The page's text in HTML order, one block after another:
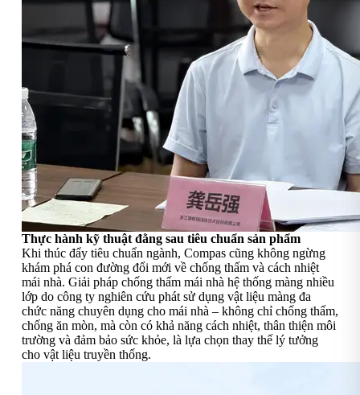
Thực hành kỹ thuật đằng sau tiêu chuẩn sản phẩm
Khi thúc đẩy tiêu chuẩn ngành, Compas cũng không ngừng
khám phá con đường đổi mới về chống thấm và cách nhiệt
mái nhà. Giải pháp chống thấm mái nhà hệ thống màng nhiều
lớp do công ty nghiên cứu phát sử dụng vật liệu màng đa
chức năng chuyên dụng cho mái nhà – không chỉ chống thấm,
chống ăn mòn, mà còn có khả năng cách nhiệt, thân thiện môi
trường và đảm bảo sức khỏe, là lựa chọn thay thế lý tưởng
cho vật liệu truyền thống.